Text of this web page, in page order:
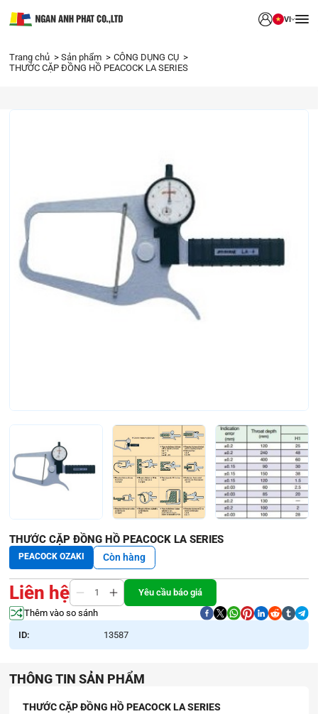
VI
Trang chủ Sản phẩm
CÔNG DỤNG CỤ
THƯỚC CẶP ĐỒNG HỒ PEACOCK LA SERIES
THƯỚC CẶP ĐỒNG HỒ PEACOCK LA SERIES
PEACOCK OZAKI Còn hàng
Liên hệ
Yêu cầu báo giá
Thêm vào so sánh
ID: 13587
THÔNG TIN SẢN PHẨM
THƯỚC CẶP ĐỒNG HỒ PEACOCK LA SERIES